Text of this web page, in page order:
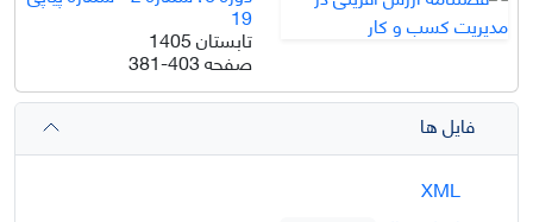
19
تابستان 1405
صفحه381-403
فایل ها